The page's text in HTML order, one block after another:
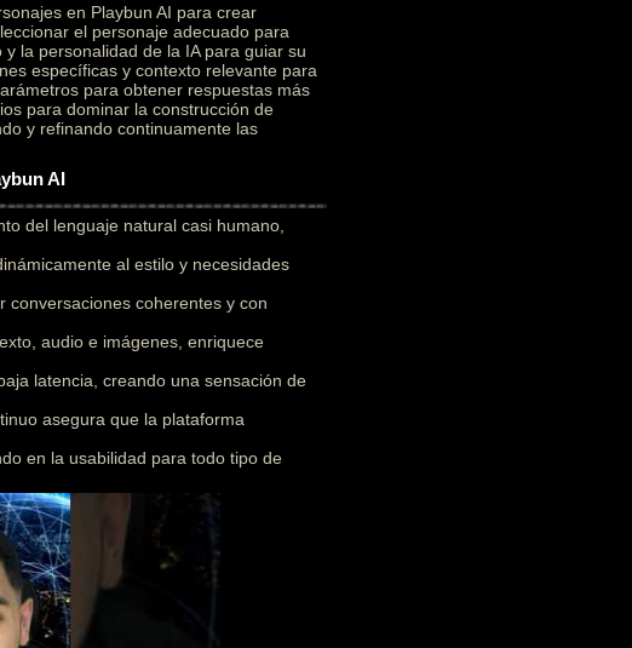
en Playbun AI para crear
el personaje adecuado para
la personalidad de la IA para guiar su
específicas y contexto relevante para
para obtener respuestas más
para dominar la construcción de
y refinando continuamente las
AI
del lenguaje natural casi humano,
al estilo y necesidades
conversaciones coherentes y con
audio e imágenes, enriquece
latencia, creando una sensación de
asegura que la plataforma
en la usabilidad para todo tipo de